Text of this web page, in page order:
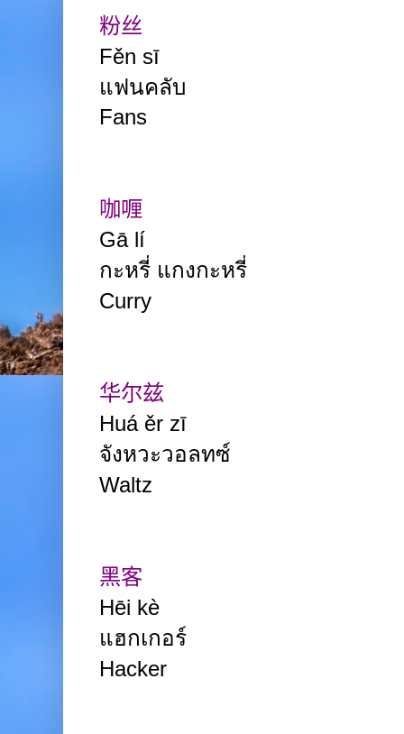
粉丝
Fěn sī
แฟนคลับ
Fans
咖喱
Gā lí
กะหรี่ แกงกะหรี่
Curry
华尔兹
Huá ěr zī
จังหวะวอลทซ์
Waltz
黑客
Hēi kè
แฮกเกอร์
Hacker